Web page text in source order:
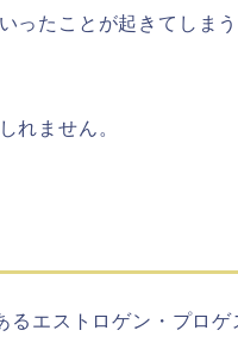
ったことが起きてしま
れません。
エストロゲン・プロゲ